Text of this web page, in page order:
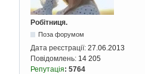
Робітниця.
Поза форумом
Дата реєстрації: 27.06.2013
Повідомлень: 14 205
Репутація: 5764